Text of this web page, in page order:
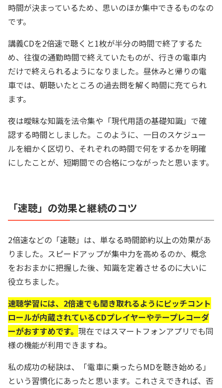
時間が決まっているため、思いのほか集中できるものなの
です。
講義CDを2倍速で聴くと1枚が半分の時間で終了するた
め、往復の通勤時間で終えていたものが、行きの電車内
だけで終えられるようになりました。昼休みと帰りの電
車では、朝聴いたところの過去問を解く時間に充てられ
ます。
夜は曖昧な知識を法令集や「現代用語の基礎知識」で確
認する時間としました。このように、一日のスケジュー
ルを細かく区切り、それぞれの時間で何をするかを明確
にしたことが、短期間での合格につながったと思います。
「速聴」の効果と継続のコツ
2倍速などの「速聴」は、単なる時間節約以上の効果があ
りました。スピードアップが集中力を高めるのか、概念
をおおまかに把握した後、知識を定着させるのに大いに
役立ちました。
速聴学習には、2倍速でも聞き取れるようにピッチコント
ロールが内蔵されているCDプレイヤーやテープレコーダ
ーがおすすめです。現在ではスマートフォンアプリでも同
様の機能が利用できますね。
私の成功の秘訣は、「電車に乗ったらMDを聴き始める」
という習慣化にあったと思います。これさえできれば、否